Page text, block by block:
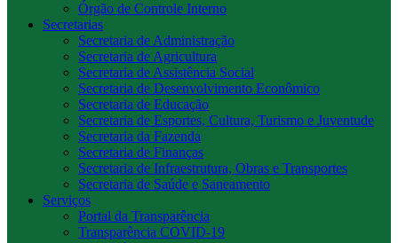
Órgão de Controle Interno
Secretarias
Secretaria de Administração
Secretaria de Agricultura
Secretaria de Assistência Social
Secretaria de Desenvolvimento Econômico
Secretaria de Educação
Secretaria de Esportes, Cultura, Turismo e Juventude
Secretaria da Fazenda
Secretaria de Finanças
Secretaria de Infraestrutura, Obras e Transportes
Secretaria de Saúde e Saneamento
Serviços
Portal da Transparência
Transparência COVID-19